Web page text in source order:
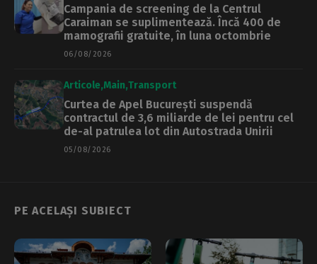
Campania de screening de la Centrul
Caraiman se suplimentează. Încă 400 de
mamografii gratuite, în luna octombrie
06/08/2026
Articole Main Transport
Curtea de Apel București suspendă
contractul de 3,6 miliarde de lei pentru cel
de-al patrulea lot din Autostrada Unirii
05/08/2026
PE ACELAȘI SUBIECT